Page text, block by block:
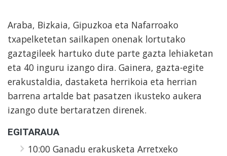
Araba, Bizkaia, Gipuzkoa eta Nafarroako
txapelketetan sailkapen onenak lortutako
gaztagileek hartuko dute parte gazta lehiaketan
eta 40 inguru izango dira. Gainera, gazta-egite
erakustaldia, dastaketa herrikoia eta herrian
barrena artalde bat pasatzen ikusteko aukera
izango dute bertaratzen direnek.
EGITARAUA
10:00 Ganadu erakusketa Arretxeko